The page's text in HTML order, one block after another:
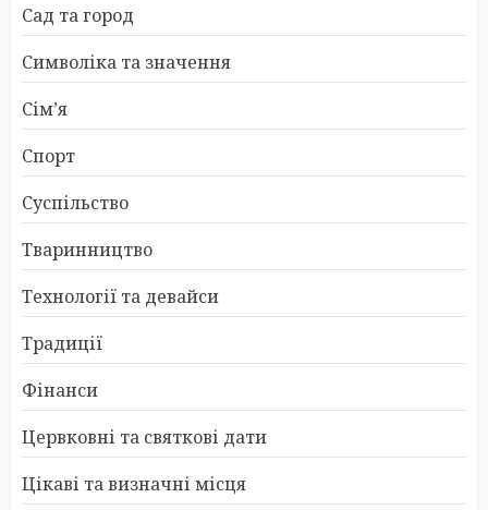
Сад та город
Символіка та значення
Сім’я
Спорт
Суспільство
Тваринництво
Технології та девайси
Традиції
Фінанси
Цервковні та святкові дати
Цікаві та визначні місця